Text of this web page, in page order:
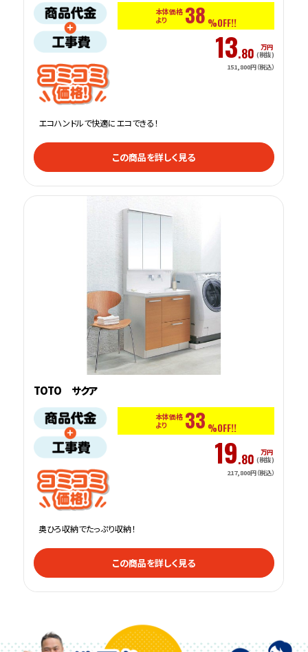
本体価格
より
38 %OFF!!
13.80 万円
(税抜)
151,800円（税込）
エコハンドルで快適にエコできる！
この商品を詳しく見る
TOTO サクア
本体価格
より
33 %OFF!!
19.80 万円
(税抜)
217,800円（税込）
奥ひろ収納でたっぷり収納！
この商品を詳しく見る